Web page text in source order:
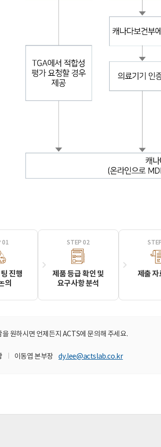
01
진행
의
STEP 02
제품 등급 확인 및
요구사항 분석
제출 자
을 원하시면 언제든지 ACTS에 문의해 주세요.
이동엽 본부장 dy.lee@actslab.co.kr